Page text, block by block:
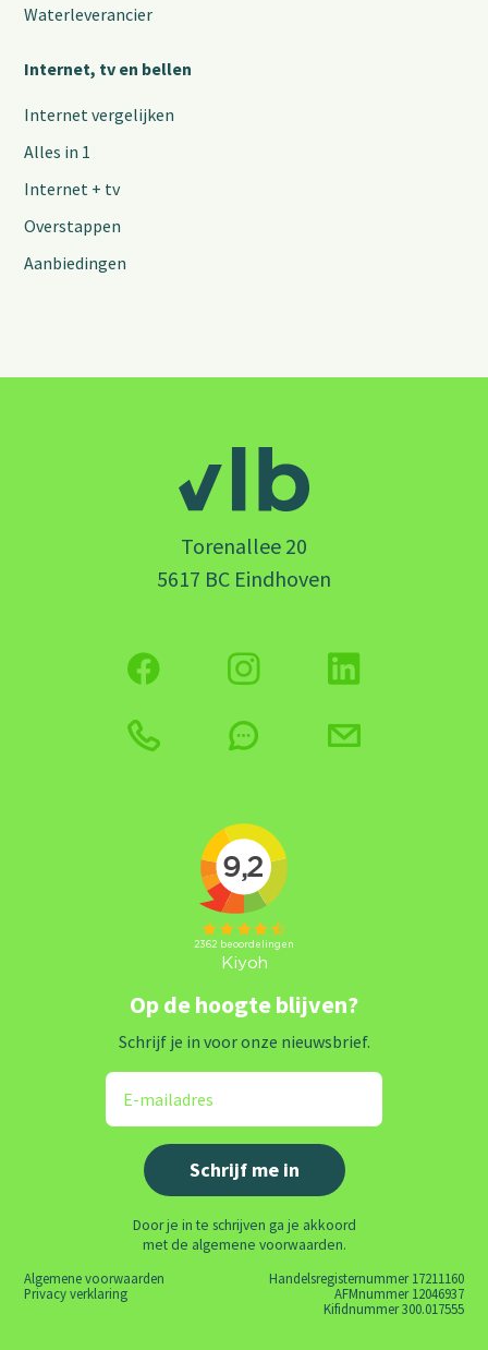
Waterleverancier
Internet, tv en bellen
Internet vergelijken
Alles in 1
Internet + tv
Overstappen
Aanbiedingen
Torenallee 20
5617 BC Eindhoven
Op de hoogte blijven?
Schrijf je in voor onze nieuwsbrief.
Door je in te schrijven ga je akkoord
met de algemene voorwaarden.
Algemene voorwaarden
Privacy verklaring
Handelsregisternummer 17211160
AFMnummer 12046937
Kifidnummer 300.017555